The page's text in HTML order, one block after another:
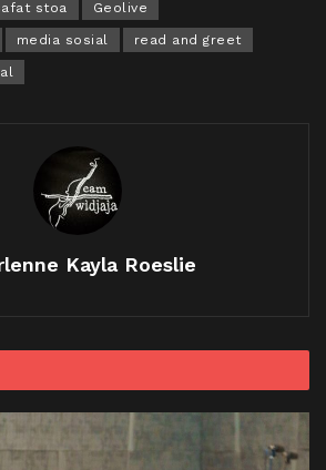
stoa Geolive
media sosial read and greet
Kayla Roeslie